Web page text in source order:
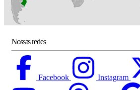
Nossas redes
Facebook Instagram